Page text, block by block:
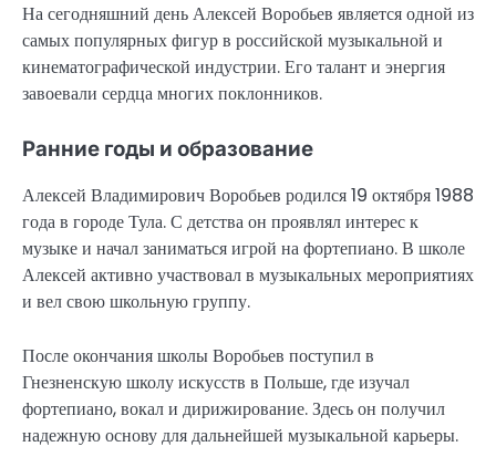
На сегодняшний день Алексей Воробьев является одной из
самых популярных фигур в российской музыкальной и
кинематографической индустрии. Его талант и энергия
завоевали сердца многих поклонников.
Ранние годы и образование
Алексей Владимирович Воробьев родился 19 октября 1988
года в городе Тула. С детства он проявлял интерес к
музыке и начал заниматься игрой на фортепиано. В школе
Алексей активно участвовал в музыкальных мероприятиях
и вел свою школьную группу.
После окончания школы Воробьев поступил в
Гнезненскую школу искусств в Польше, где изучал
фортепиано, вокал и дирижирование. Здесь он получил
надежную основу для дальнейшей музыкальной карьеры.